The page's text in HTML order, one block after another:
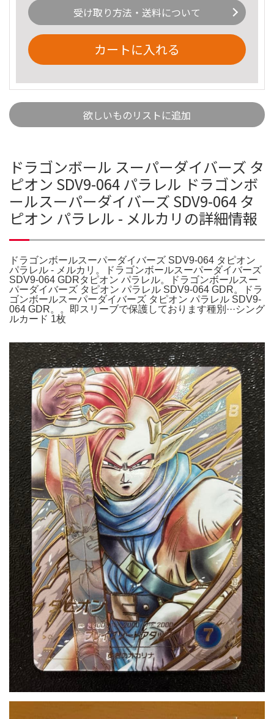
受け取り方法・送料について
カートに入れる
欲しいものリストに追加
ドラゴンボール スーパーダイバーズ タ
ピオン SDV9-064 パラレル ドラゴンボ
ールスーパーダイバーズ SDV9-064 タ
ピオン パラレル - メルカリの詳細情報
ドラゴンボールスーパーダイバーズ SDV9-064 タピオン
パラレル - メルカリ。ドラゴンボールスーパーダイバーズ
SDV9-064 GDRタピオン パラレル。ドラゴンボールスー
パーダイバーズ タピオン パラレル SDV9-064 GDR。ドラ
ゴンボールスーパーダイバーズ タピオン パラレル SDV9-
064 GDR。。即スリーブで保護しております種別···シング
ルカード 1枚